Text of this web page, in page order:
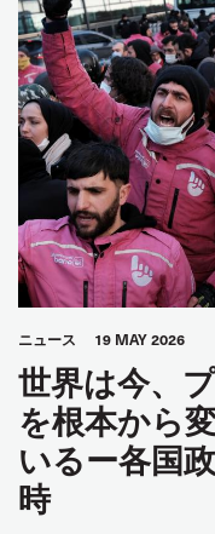
ニュース 19 MAY 2026
世界は今、
を根本から
いるー各国
時